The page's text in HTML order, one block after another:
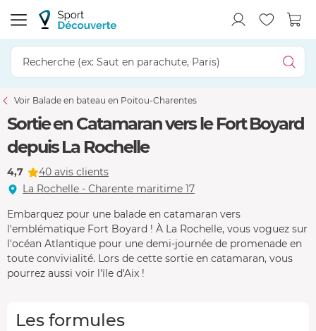
Voir Balade en bateau en Poitou-Charentes
Sortie en Catamaran vers le Fort Boyard
depuis La Rochelle
4,7
40 avis clients
La Rochelle - Charente maritime 17
Embarquez pour une balade en catamaran vers
l'emblématique Fort Boyard ! À La Rochelle, vous voguez sur
l'océan Atlantique pour une demi-journée de promenade en
toute convivialité. Lors de cette sortie en catamaran, vous
pourrez aussi voir l'île d'Aix !
Les formules